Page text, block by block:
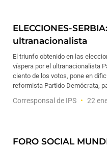
ELECCIONES-
ultranacionalista
El triunfo obtenido en las
víspera por el ultranacionalista
ciento de los votos, pone en
reformista Partido Demócrata,
Corresponsal de IPS 22
FORO SOCIAL